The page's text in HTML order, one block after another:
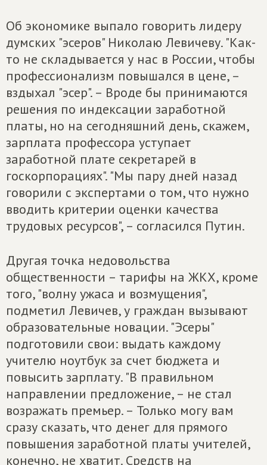
Об экономике выпало говорить лидеру
думских "эсеров" Николаю Левичеву. "Как-
то не складывается у нас в России, чтобы
профессионализм повышался в цене, –
вздыхал "эсер". – Вроде бы принимаются
решения по индексации заработной
платы, но на сегодняшний день, скажем,
зарплата профессора уступает
заработной плате секретарей в
госкорпорациях". "Мы пару дней назад
говорили с экспертами о том, что нужно
вводить критерии оценки качества
трудовых ресурсов", – согласился Путин.
Другая точка недовольства
общественности – тарифы на ЖКХ, кроме
того, "волну ужаса и возмущения",
подметил Левичев, у граждан вызывают
образовательные новации. "Эсеры"
подготовили свои: выдать каждому
учителю ноутбук за счет бюджета и
повысить зарплату. "В правильном
направлении предложение, – не стал
возражать премьер. – Только могу вам
сразу сказать, что денег для прямого
повышения заработной платы учителей,
конечно, не хватит. Средств на